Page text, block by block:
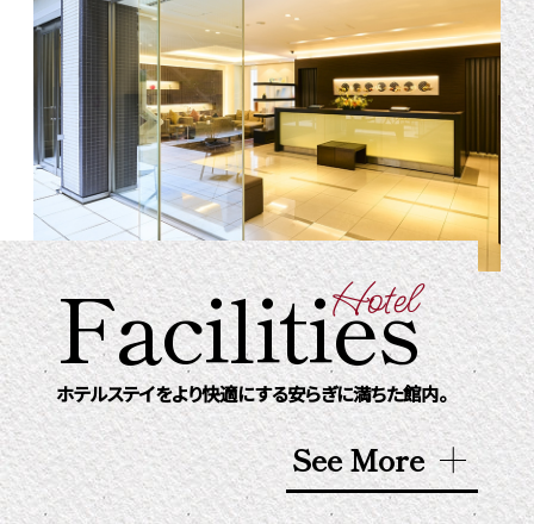
Facilities
Hotel
ホテルステイをより快適にする安らぎに満ちた館内。
See More